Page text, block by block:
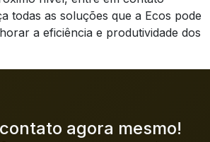
todas as soluções que a Ecos pode
a eficiência e produtividade dos
agora mesmo!